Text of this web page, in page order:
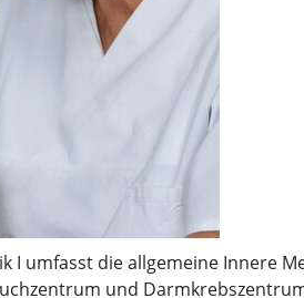
I umfasst die allgemeine Innere
und